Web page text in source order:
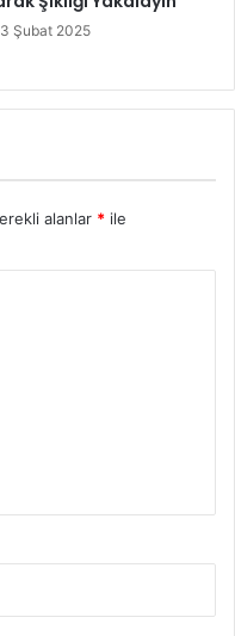
Şubat 2025
alanlar * ile